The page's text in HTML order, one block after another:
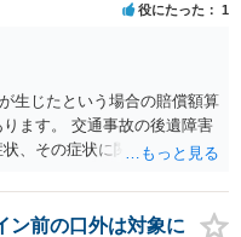
役にたった 1
生じたという場合の賠償額算
ます。 交通事故の後遺障害
、その症状に関する医療記
は難しいと思いますので、
得られないと思われます。 現
ン前の口外は対象に